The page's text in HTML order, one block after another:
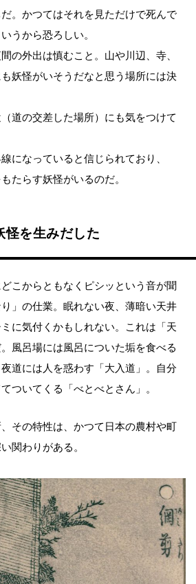
。かつてはそれを見ただけで死んで
うから恐ろしい。
の外出は慎むこと。山や川辺、寺、
妖怪がいそうだなと思う場所には決
道の交差した場所）にも気をつけて
になっていると信じられており、
たらす妖怪がいるのだ。
怪を生みだした
こからともなくピシッという音が聞
」の仕業。眠れない夜、薄暗い天井
に気付くかもしれない。これは「天
風呂場には風呂についた垢を食べる
夜道には人を惑わす「大入道」。自分
ついてくる「べとべとさん」。
その特性は、かつて日本の農村や町
関わりがある。